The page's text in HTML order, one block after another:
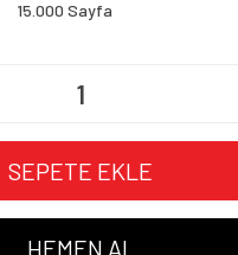
15.000 Sayfa
SEPETE EKLE
HEMEN AL